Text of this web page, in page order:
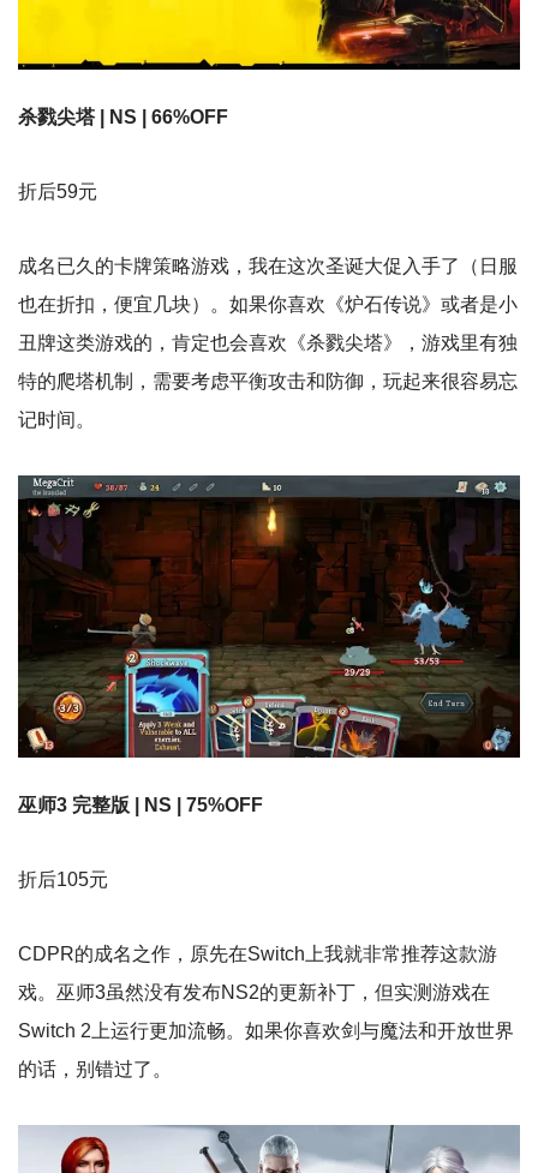
杀戮尖塔 | NS | 66%OFF
折后59元
成名已久的卡牌策略游戏，我在这次圣诞大促入手了（日服
也在折扣，便宜几块）。如果你喜欢《炉石传说》或者是小
丑牌这类游戏的，肯定也会喜欢《杀戮尖塔》，游戏里有独
特的爬塔机制，需要考虑平衡攻击和防御，玩起来很容易忘
记时间。
巫师3 完整版 | NS | 75%OFF
折后105元
CDPR的成名之作，原先在Switch上我就非常推荐这款游
戏。巫师3虽然没有发布NS2的更新补丁，但实测游戏在
Switch 2上运行更加流畅。如果你喜欢剑与魔法和开放世界
的话，别错过了。